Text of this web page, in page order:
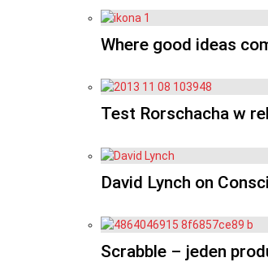
Where good ideas
Test Rorschacha w
David Lynch on
Scrabble – jeden